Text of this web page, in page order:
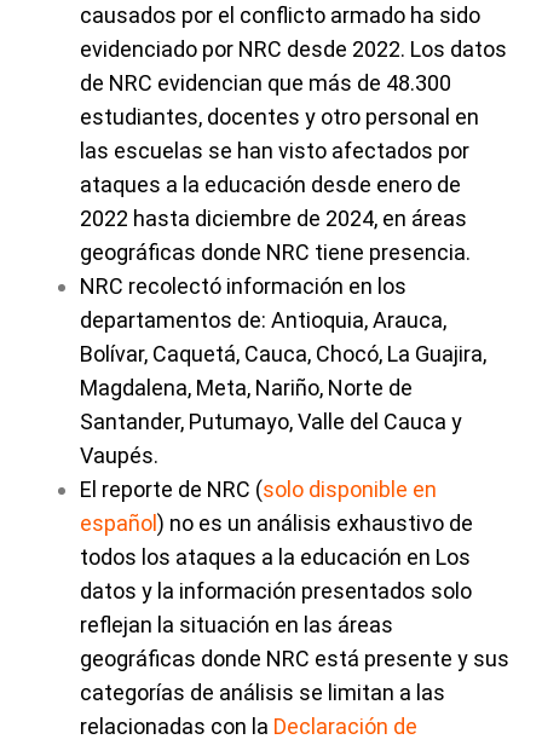
causados por el conflicto armado ha sido
evidenciado por NRC desde 2022. Los datos
de NRC evidencian que más de 48.300
estudiantes, docentes y otro personal en
las escuelas se han visto afectados por
ataques a la educación desde enero de
2022 hasta diciembre de 2024, en áreas
geográficas donde NRC tiene presencia.
NRC recolectó información en los
departamentos de: Antioquia, Arauca,
Bolívar, Caquetá, Cauca, Chocó, La Guajira,
Magdalena, Meta, Nariño, Norte de
Santander, Putumayo, Valle del Cauca y
Vaupés.
El reporte de NRC (solo disponible en
español) no es un análisis exhaustivo de
todos los ataques a la educación en Los
datos y la información presentados solo
reflejan la situación en las áreas
geográficas donde NRC está presente y sus
categorías de análisis se limitan a las
relacionadas con la Declaración de